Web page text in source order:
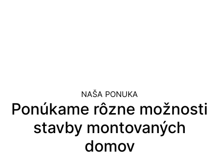
NAŠA PONUKA
Ponúkame rôzne možnosti
stavby montovaných
domov